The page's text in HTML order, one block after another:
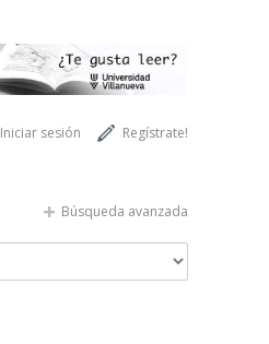
Regístrate!
Iniciar sesión
Búsqueda avanzada